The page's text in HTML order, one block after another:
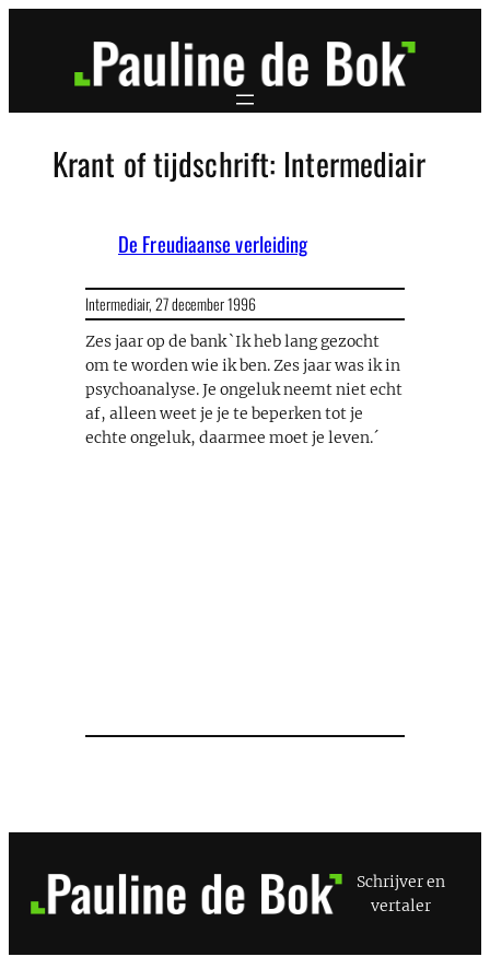
Krant of tijdschrift: Intermediair
De Freudiaanse verleiding
Intermediair,27 december 1996
Zes jaar op de bank `Ik heb lang gezocht
om te worden wie ik ben. Zes jaar was ik in
psychoanalyse. Je ongeluk neemt niet echt
af, alleen weet je je te beperken tot je
echte ongeluk, daarmee moet je leven.´
Schrijver en
vertaler